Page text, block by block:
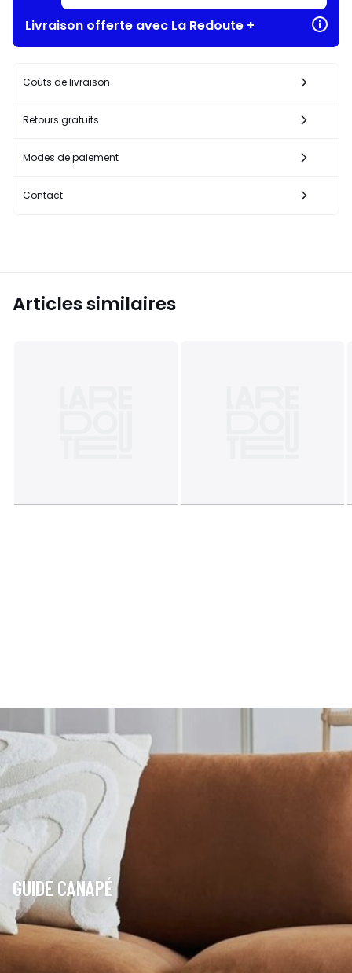
Livraison offerte avec La Redoute +
Coûts de livraison
Retours gratuits
Modes de paiement
Contact
Articles similaires
GUIDE CANAPÉ